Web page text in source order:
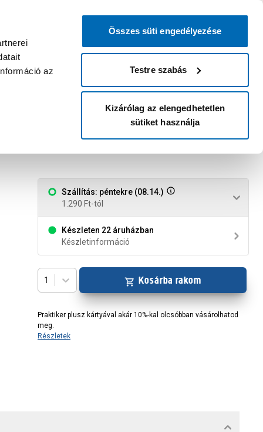
az
Összes süti engedélyezése
Testre szabás
Kizárólag az elengedhetetlen
sütiket használja
bejelentkezni?
Belépés Listáim
Áruházak és szolgáltatások
Szállítás: péntekre (08.14.)
1.290 Ft-tól
Készleten 22 áruházban
Készletinformáció
1 Kosárba rakom
Praktiker plusz kártyával akár 10%-kal olcsóbban vásárolhatod
meg.
Részletek